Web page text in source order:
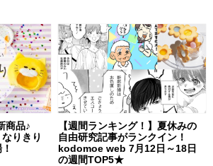
商品♪
りきり
【週間ランキング！】夏休みの
自由研究記事がランクイン！
kodomoe web 7月12日～18日
の週間TOP5★